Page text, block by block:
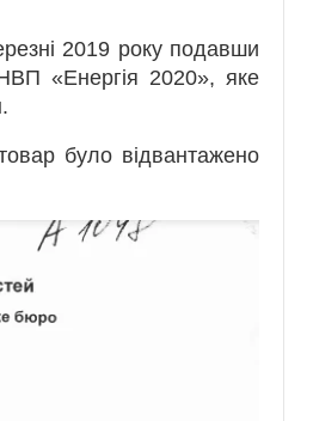
2019 року подавши
«Енергія 2020», яке
було відвантажено